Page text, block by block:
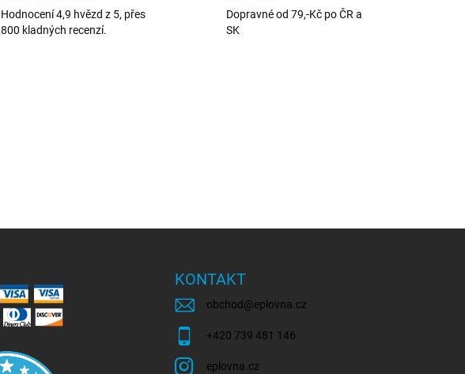
Hodnocení 4,9 hvězd z 5, přes
800 kladných recenzí.
Dopravné od 79,-Kč po ČR a
SK
KONTAKT
obchod @eplovna.cz
+420 739 481 146
eplovna.cz